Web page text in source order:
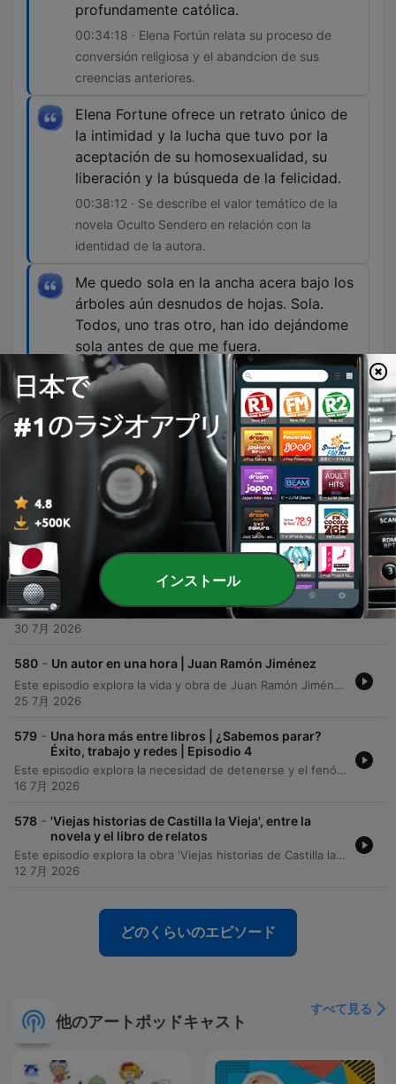
profundamente católica.
00:34:18 · Elena Fortún relata su proceso de
conversión religiosa y el abandcion de sus
creencias anteriores.
Elena Fortune ofrece un retrato único de
la intimidad y la lucha que tuvo por la
aceptación de su homosexualidad, su
liberación y la búsqueda de la felicidad.
00:38:12 · Se describe el valor temático de la
novela Oculto Sendero en relación con la
identidad de la autora.
Me quedo sola en la ancha acera bajo los
árboles aún desnudos de hojas. Sola.
Todos, uno tras otro, han ido dejándome
sola antes de que me fuera.
00:53:05 · Se leen las últimas líneas de la obra
Celia y la revolución para cerrar el programa.
582 - Un autor en una hora | Elena Fortún
Este episodio explora la vida y obra de Elena Fortún, desde su infancia en Madrid marcada por traumas familiares hasta su consolidación como una escritora fundamental. Se detalla su evolución personal, su participación en movimientos feministas y el éxito literario de su personaje Celia. El relato recorre su transición hacia temas sociales durante la Guerra Civil, su exilio en Argentina y su posterior regreso a España. También se analizan aspectos profundos de su literatura, como la exploración de la identidad en 'Oculto Sendero', y los últimos años de su vida marcados por la tragedia personal y su legado literario.
01 8月 2026
581 - Una hora más entre libros | Libros que
sobrevivieron al armario | Episodio 5
En este episodio, el presentador y el escritor Carlos Barea analizan la evolución de la literatura y el cine LGTBIQ+, explorando cómo las obras han pasado del ocultamiento a la búsqueda de una visibilidad interseccional. A través de un recorrido por autores como Elena Fortun, E.M. Forster, Federico García Lorca y Virginia Woolf, se examina la importancia de recuperar historias que desafían el binarismo y las presiones sociales. La conversación también aborda el impacto cultural de figuras como Almodóvar y La Veneno, reflexionando sobre temas como la identidad trans, la desexualización de personajes históricos y la necesidad de narrativas que integren realidades socioeconómicas. El episodio concluye con una reflexión sobre la legitimidad de la existencia queer más allá de la validación romántica.
30 7月 2026
580 - Un autor en una hora | Juan Ramón Jiménez
Este episodio explora la vida y obra de Juan Ramón Jiménez, desde su infancia en Moguer y sus inicios vinculados al modernismo y a figuras como Rubén Darío, hasta su evolución hacia una poesía más desnuda y el uso del verso libre. Se detallan hitos fundamentales como la creación de 'Platero y yo' y su encuentro con Zenobia Camprubí. Asimismo, se recorre su etapa de exilio en América tras la Guerra Civil Española, sus viajes por Estados Unidos, Puerto Rico y Cuba, y su labor cultural. El relato concluye con el reconocimiento de su trayectoria mediante el Premio Nobel de Literatura en 1956 y los últimos años de su vida.
25 7月 2026
579 - Una hora más entre libros | ¿Sabemos parar?
Éxito, trabajo y redes | Episodio 4
Este episodio explora la necesidad de detenerse y el fenómeno de la 'gran dimisión' en España, analizando cómo la literatura refleja el deseo de abandonar la vida urbana por una más pausada. A través de entrevistas con Paula Ducai e Inés García, se discuten conceptos como el éxito, el fracaso y la resistencia ante un sistema que impone la productividad constante. La conversación profundiza en la relación entre el trabajo intelectual, la filosofía y la literatura, destacando cómo las nuevas formas de consumo digital afectan nuestra capacidad de atención. También se debate sobre la importancia de descentralizar el relato literario hacia territorios rurales y la necesidad de una filosofía que conecte con la realidad social.
16 7月 2026
578 - 'Viejas historias de Castilla la Vieja', entre la
novela y el libro de relatos
Este episodio explora la obra 'Viejas historias de Castilla la Vieja' de Miguel Delibes, analizando la transición de Isidoro de la vida rural a la urbana y el contraste entre la permanencia del mundo rural y la desintegración de la ciudad. A través de relatos que describen la dureza del páramo, las costumbres de los habitantes y la llegada de la modernidad, se reflexiona sobre la identidad y la esencia de Castilla. El recorrido incluye diversas memorias, leyendas y anécdotas, desde la tragedia y mitificación de la joven Sisinia hasta las historias de personajes como el tío Remigio y el regreso de Isidoro tras décadas de ausencia. El episodio entrelaza la realidad cotidiana con elementos sobrenatural y la inmensidad del paisaje castellano.
12 7月 2026
どのくらいのエピソード
他のアートポッドキャスト
すべて見る
インストール